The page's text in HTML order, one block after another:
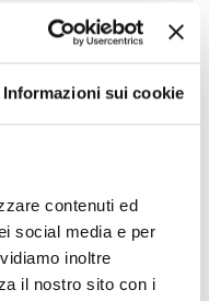
Informazioni sui cookie
contenuti ed
social media e per
inoltre
il nostro sito con i
di accesso e
di cui al
09 e ING-
per incarichi da
in Educatore